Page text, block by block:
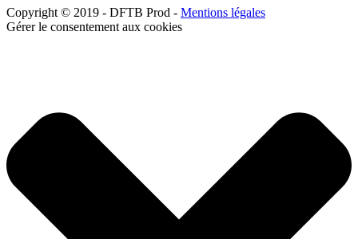
Copyright © 2019 - DFTB Prod - Mentions légales
Gérer le consentement aux cookies